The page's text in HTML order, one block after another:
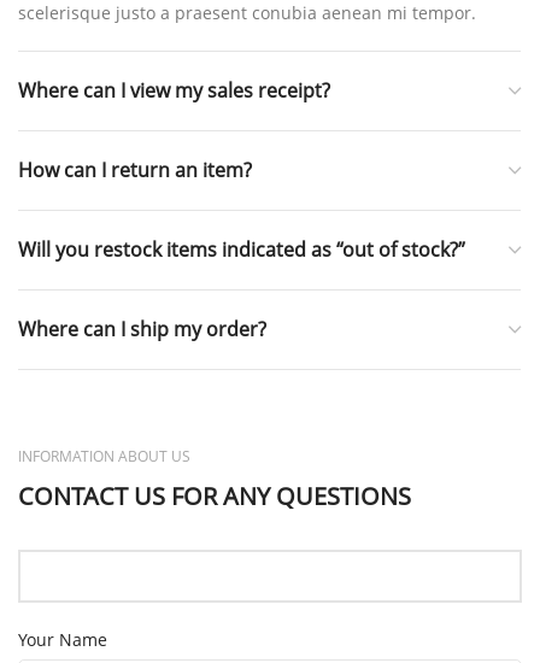
scelerisque justo a praesent conubia aenean mi tempor.
Where can I view my sales receipt?
How can I return an item?
Will you restock items indicated as “out of stock?”
Where can I ship my order?
INFORMATION ABOUT US
CONTACT US FOR ANY QUESTIONS
Your Name